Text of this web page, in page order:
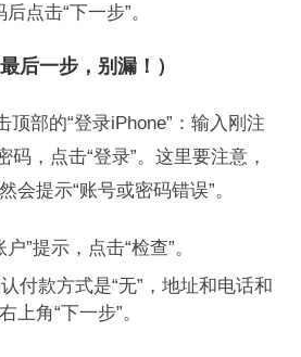
点击“下一步”。
后一步，别漏！）
顶部的“登录iPhone”：输入刚注
码，点击“登录”。这里要注意，
会提示“账号或密码错误”。
”提示，点击“检查”。
付款方式是“无”，地址和电话和
上角“下一步”。